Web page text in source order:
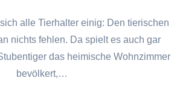
nichts fehlen. Da spielt es auch gar
das heimische Wohnzimmer
bevölkert,…